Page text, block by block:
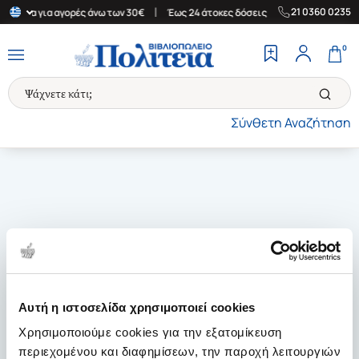
Αυτή η ιστοσελίδα χρησιμοποιεί cookies
Χρησιμοποιούμε cookies για την εξατομίκευση
περιεχομένου και διαφημίσεων, την παροχή λειτουργιών
για αγορές άνω των 30€ Έως 24 άτοκες δόσεις | Δωρεάν
21 0360 0235
Σύνθετη Αναζήτηση
0